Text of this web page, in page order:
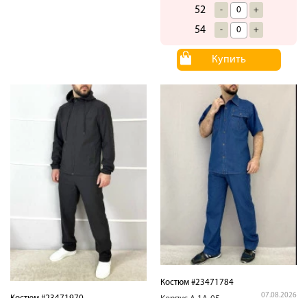
52 - +
54 - +
Купить
Костюм #23471784
07.08.2026